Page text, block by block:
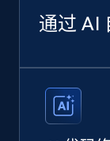
通过 AI